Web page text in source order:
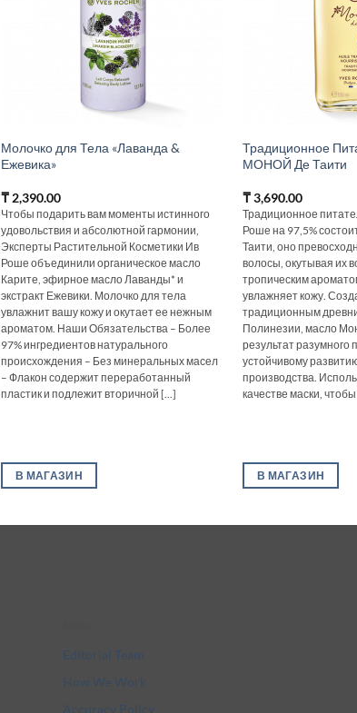
Молочко для Тела «Лаванда &
Ежевика»
₸2,390.00
Чтобы подарить вам моменты истинного
удовольствия и абсолютной гармонии,
Эксперты Растительной Косметики Ив
Роше объединили органическое масло
Карите, эфирное масло Лаванды* и
экстракт Ежевики. Молочко для тела
увлажнит вашу кожу и окутает ее нежным
ароматом. Наши Обязательства – Более
97% ингредиентов натурального
происхождения – Без минеральных масел
– Флакон содержит переработанный
пластик и подлежит вторичной [...]
В МАГАЗИН
Традиционное
МОНОЙ Де Таити
₸3,690.00
Традиционное
Роше на 97,5%
Таити, оно
волосы, окутывая их
тропическим
увлажняет кожу.
традиционным
Полинезии, масло
результат разумного
устойчивому
производства.
качестве маски,
В МАГАЗИН
Editorial Team
How We Work
Accuracy Policy